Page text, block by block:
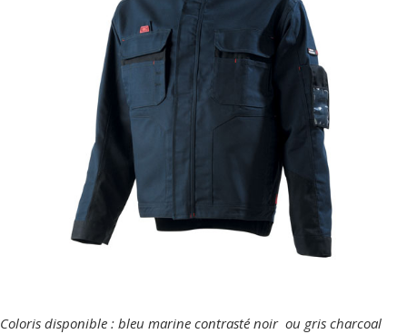
Coloris disponible : bleu marine contrasté noir ou gris charcoal